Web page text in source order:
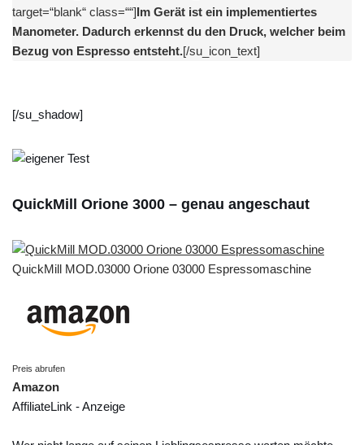
target=“blank“ class=““]Im Gerät ist ein implementiertes
Manometer. Dadurch erkennst du den Druck, welcher beim
Bezug von Espresso entsteht.[/su_icon_text]
[/su_shadow]
QuickMill Orione 3000 – genau angeschaut
QuickMill MOD.03000 Orione 03000 Espressomaschine
Preis abrufen
Amazon
AffiliateLink - Anzeige